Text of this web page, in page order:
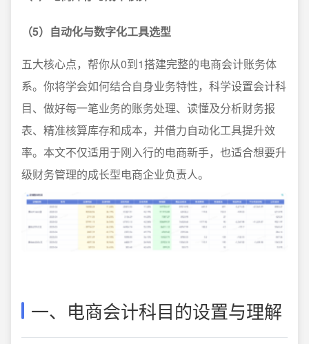
（5）自动化与数字化工具选型
五大核心点，帮你从0到1搭建完整的电商会计账务体
系。你将学会如何结合自身业务特性，科学设置会计科
目、做好每一笔业务的账务处理、读懂及分析财务报
表、精准核算库存和成本，并借力自动化工具提升效
率。本文不仅适用于刚入行的电商新手，也适合想要升
级财务管理的成长型电商企业负责人。
一、电商会计科目的设置与理解